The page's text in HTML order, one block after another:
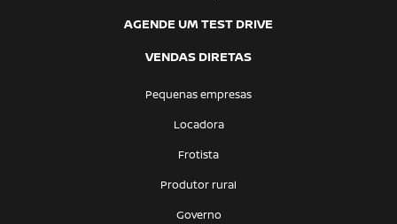
AGENDE UM TEST DRIVE
VENDAS DIRETAS
Pequenas empresas
Locadora
Frotista
Produtor rural
Governo